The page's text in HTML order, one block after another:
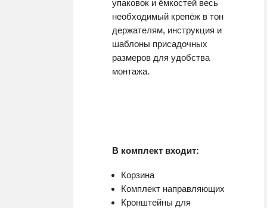
упаковок и ёмкостей весь
необходимый крепёж в тон
держателям, инструкция и
шаблоны присадочных
размеров для удобства
монтажа.
В комплект входит:
Корзина
Комплект направляющих
Кронштейны для